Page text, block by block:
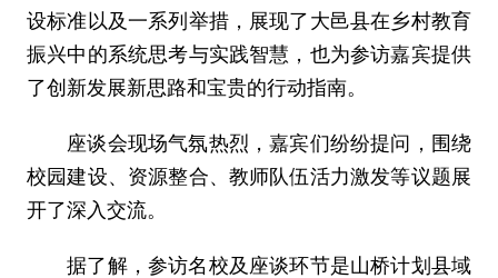
设标准以及一系列举措，展现了大邑县在乡村教育
振兴中的系统思考与实践智慧，也为参访嘉宾提供
了创新发展新思路和宝贵的行动指南。
座谈会现场气氛热烈，嘉宾们纷纷提问，围绕
校园建设、资源整合、教师队伍活力激发等议题展
开了深入交流。
据了解，参访名校及座谈环节是山桥计划县域